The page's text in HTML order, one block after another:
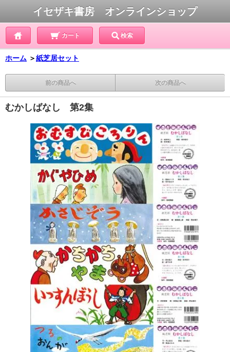
イセザキ書房 オンラインショップ
カート 検索
ホーム ＞紙芝居セット
前の商品へ 次の商品へ
むかしばなし 第2集